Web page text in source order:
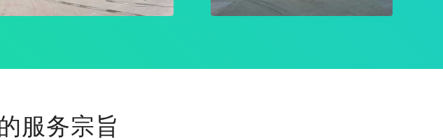
服务宗旨